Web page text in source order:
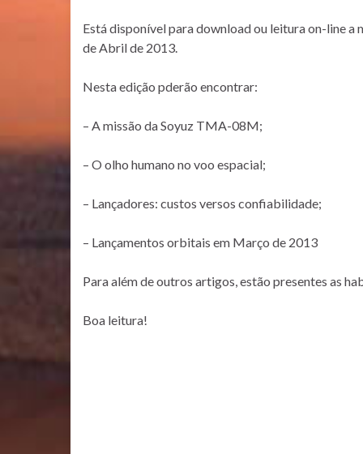
Está disponível para download ou leitura on-line a
de Abril de 2013.
Nesta edição pderão encontrar:
– A missão da Soyuz TMA-08M;
– O olho humano no voo espacial;
– Lançadores: custos versos confiabilidade;
– Lançamentos orbitais em Março de 2013
Para além de outros artigos, estão presentes as
Boa leitura!